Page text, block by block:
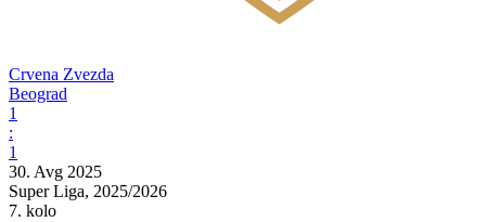
Crvena Zvezda
Beograd
1
:
1
30. Avg 2025
Super Liga, 2025/2026
7. kolo